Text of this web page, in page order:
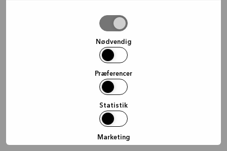
Nødvendig
Præferencer
Statistik
Marketing